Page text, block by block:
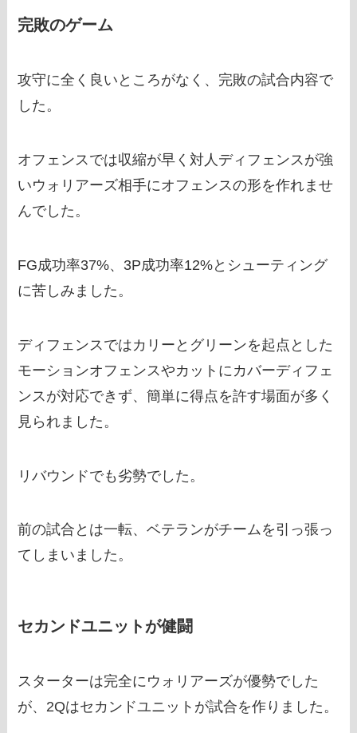
完敗のゲーム
攻守に全く良いところがなく、完敗の試合内容で
した。
オフェンスでは収縮が早く対人ディフェンスが強
いウォリアーズ相手にオフェンスの形を作れませ
んでした。
FG成功率37%、3P成功率12%とシューティング
に苦しみました。
ディフェンスではカリーとグリーンを起点とした
モーションオフェンスやカットにカバーディフェ
ンスが対応できず、簡単に得点を許す場面が多く
見られました。
リバウンドでも劣勢でした。
前の試合とは一転、ベテランがチームを引っ張っ
てしまいました。
セカンドユニットが健闘
スターターは完全にウォリアーズが優勢でした
が、2Qはセカンドユニットが試合を作りました。